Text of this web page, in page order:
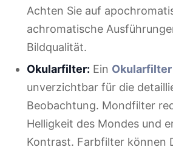
Achten Sie auf
achromatische
Bildqualität.
Okularfilter: Ein
unverzichtbar für die
Beobachtung. Mondfilter
Helligkeit des Mondes und
Kontrast. Farbfilter können